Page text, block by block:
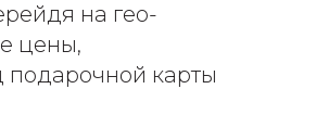
на гео-
цены,
подарочной карты